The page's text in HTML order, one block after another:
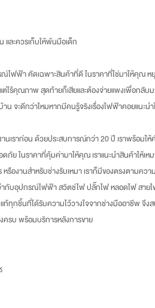
และควรเก็บให้พ้นมือเด็ก
ไฟฟ้า คัดเฉพาะสินค้าที่ดี ในราคาที่ใช่มาให้คุณ หยุ
ไร้คุณภาพ สุดท้ายก็เสียและต้องจ่ายแพงเพื่อกลับ
น จะดีกว่าไหมหากมีคนรู้จริงเรื่องไฟฟ้าคอยแนะน
เราก่อนด้วยประสบการณ์กว่า20ปี เราพร้อมใ
ดภัย ในราคาที่คุ้มค่ามาให้คุณ เราแนะนำสินค้าให้เห
หรืองานสำหรับช่างรับเหมา เราก็มีของตรงตามคว
ากับอุปกรณ์ไฟฟ้า สวิตช์ไฟ ปลั๊กไฟ หลอดไฟ สาย
ทุกชิ้นที่ได้รับความไว้วางใจจากช่างมืออาชีพ จึงส
รบ พร้อมบริการหลังการขาย